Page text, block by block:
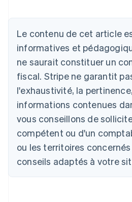
Le contenu de cet article
informatives et
ne saurait constituer un
fiscal. Stripe ne garantit
l'exhaustivité, la
informations contenues
vous conseillons de
compétent ou d'un
ou les territoires
conseils adaptés à votre
DeutschEnglish
Australie
English
Autriche
DeutschEnglish
NederlandsFrançaisDeutsch
Brésil
Português
Bulgarie
English
Canada
Chine continentale
简体中文English